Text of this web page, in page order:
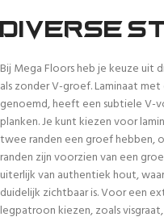
Diverse
Bij Mega Floors heb je keuze uit
als zonder V-groef. Laminaat
genoemd, heeft een subtiele V-
planken. Je kunt kiezen voor
twee randen een groef hebben,
randen zijn voorzien van een
uiterlijk van authentiek hout,
duidelijk zichtbaar is. Voor een
legpatroon kiezen, zoals